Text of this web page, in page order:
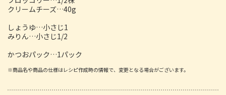
クリームチーズ…40g
しょうゆ…小さじ1
みりん…小さじ1/2
かつおパック…1パック
※商品名や商品の仕様はレシピ作成時の情報で、変更となる場合がございます。